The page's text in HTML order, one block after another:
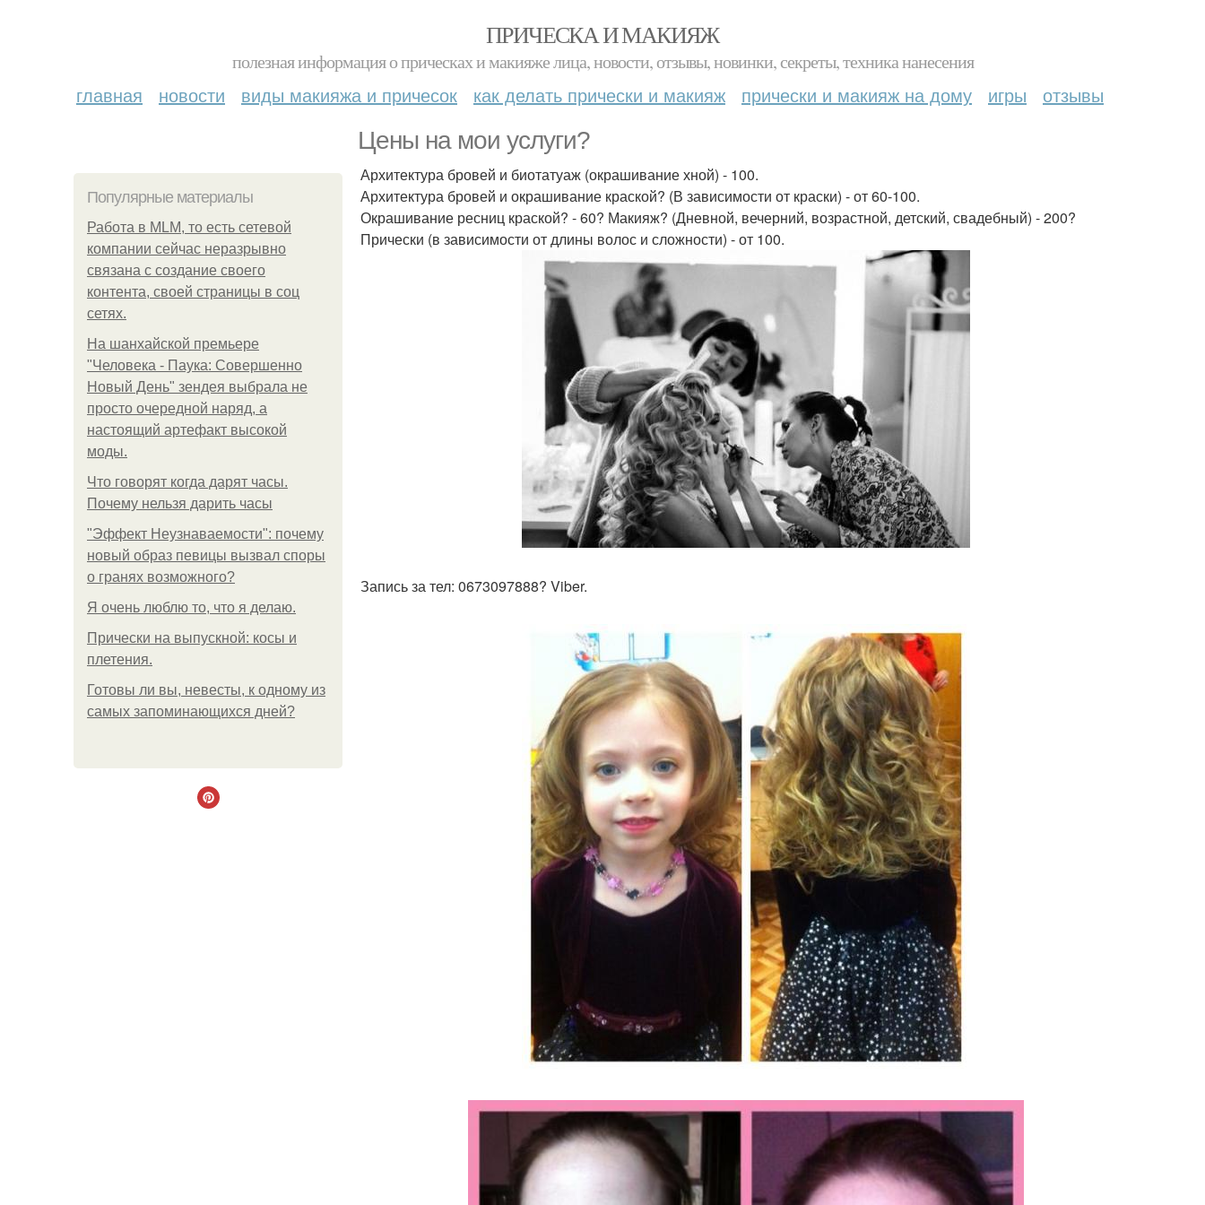
ПРИЧЕСКА И МАКИЯЖ
полезная информация о прическах и макияже лица, новости, отзывы, новинки, секреты, техника нанесения
главная новости виды макияжа и причесок как делать прически и макияж прически и макияж на дому игры отзывы
Цены на мои услуги?
Популярные материалы
Работа в MLM, то есть сетевой
компании сейчас неразрывно
связана с создание своего
контента, своей страницы в соц
сетях.
На шанхайской премьере
"Человека - Паука: Совершенно
Новый День" зендея выбрала не
просто очередной наряд, а
настоящий артефакт высокой
моды.
Что говорят когда дарят часы.
Почему нельзя дарить часы
"Эффект Неузнаваемости": почему
новый образ певицы вызвал споры
о гранях возможного?
Я очень люблю то, что я делаю.
Прически на выпускной: косы и
плетения.
Готовы ли вы, невесты, к одному из
самых запоминающихся дней?
Архитектура бровей и биотатуаж (окрашивание хной) - 100.
Архитектура бровей и окрашивание краской? (В зависимости от краски) - от 60-100.
Окрашивание ресниц краской? - 60? Макияж? (Дневной, вечерний, возрастной, детский, свадебный) - 200?
Прически (в зависимости от длины волос и сложности) - от 100.
Запись за тел: 0673097888? Viber.